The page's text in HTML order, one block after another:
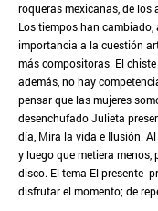
roqueras mexicanas, de los
Los tiempos han
importancia a la cuestión
más compositoras. El
además, no hay
pensar que las mujeres
desenchufado Julieta
día, Mira la vida e Ilusión. Al
y luego que metiera menos,
disco. El tema El presente -
disfrutar el momento; de